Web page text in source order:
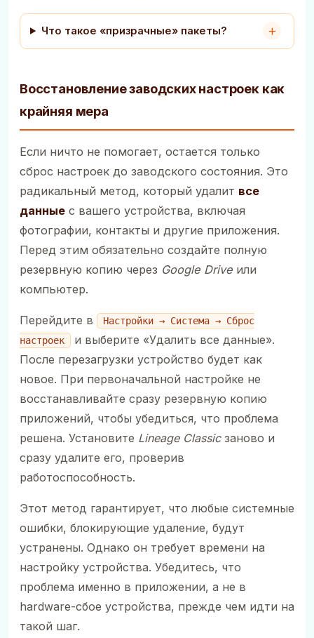
Что такое «призрачные» пакеты?
Восстановление заводских настроек как
крайняя мера
Если ничто не помогает, остается только
сброс настроек до заводского состояния. Это
радикальный метод, который удалит все
данные с вашего устройства, включая
фотографии, контакты и другие приложения.
Перед этим обязательно создайте полную
резервную копию через Google Drive или
компьютер.
Перейдите в
Настройки → Система → Сброс
настроек
и выберите «Удалить все данные».
После перезагрузки устройство будет как
новое. При первоначальной настройке не
восстанавливайте сразу резервную копию
приложений, чтобы убедиться, что проблема
решена. Установите Lineage Classicзаново и
сразу удалите его, проверив
работоспособность.
Этот метод гарантирует, что любые системные
ошибки, блокирующие удаление, будут
устранены. Однако он требует времени на
настройку устройства. Убедитесь, что
проблема именно в приложении, а не в
hardware-сбое устройства, прежде чем идти на
такой шаг.